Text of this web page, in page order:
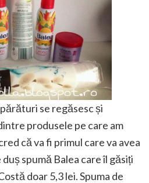
se regăsesc și
produsele pe care am
că va fi primul care va avea
spumă Balea care îl găsiți
doar 5,3 lei. Spuma de